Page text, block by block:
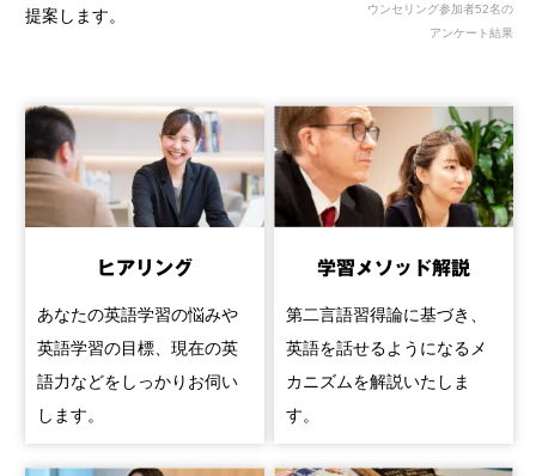
提案します。
ウンセリング参加者52名の
アンケート結果
ヒアリング
あなたの英語学習の悩みや
英語学習の目標、現在の英
語力などをしっかりお伺い
します。
学習メソッド解説
第二言語習得論に基づき、
英語を話せるようになるメ
カニズムを解説いたしま
す。